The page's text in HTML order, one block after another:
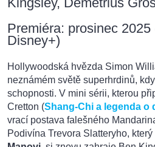
Premiéra: prosinec 2025
Disney+)
Hollywoodská hvězda Simon
neznámém světě superhrdinů,
schopnosti. V mini sérii, kterou
Cretton (Shang-Chi a legenda o
vrací postava falešného
Podivína Trevora Slatteryho,